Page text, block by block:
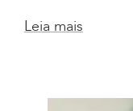
Leia mais